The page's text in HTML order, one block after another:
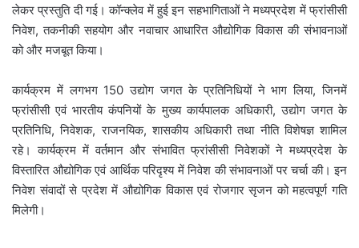
लेकर प्रस्तुति दी गई। कॉन्क्लेव में हुई इन सहभागिताओं ने मध्यप्रदेश में फ्रांसीसी
निवेश, तकनीकी सहयोग और नवाचार आधारित औद्योगिक विकास की संभावनाओं
को और मजबूत किया।
कार्यक्रम में लगभग 150 उद्योग जगत के प्रतिनिधियों ने भाग लिया, जिनमें
फ्रांसीसी एवं भारतीय कंपनियों के मुख्य कार्यपालक अधिकारी, उद्योग जगत के
प्रतिनिधि, निवेशक, राजनयिक, शासकीय अधिकारी तथा नीति विशेषज्ञ शामिल
रहे। कार्यक्रम में वर्तमान और संभावित फ्रांसीसी निवेशकों ने मध्यप्रदेश के
विस्तारित औद्योगिक एवं आर्थिक परिदृश्य में निवेश की संभावनाओं पर चर्चा की। इन
निवेश संवादों से प्रदेश में औद्योगिक विकास एवं रोजगार सृजन को महत्वपूर्ण गति
मिलेगी।